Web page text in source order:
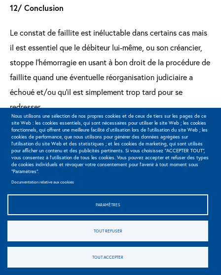
Sidebar
menu
12/ Conclusion
Le constat de faillite est inéluctable dans certains cas mais
il est essentiel que le débiteur lui-même, ou son créancier,
stoppe l’hémorragie en usant à bon droit de la procédure de
faillite quand une éventuelle réorganisation judiciaire a
échoué et/ou qu’il est simplement trop tard pour se
redresser.
On ne peut que répéter qu’il est vivement conseillé de se
faire assister et conseiller au stade des premiers symptômes
de défaillance plutôt que d’attendre avec fatalisme l’agonie
Ce « petit manuel » de la faillite avait pour objectif de
répondre, sans exhaustivité aucune, aux questions que les
faillis et créanciers se posent fréquemment quand la voie du
Nous utilisons une sélection de nos propres cookies et de ceux de tiers sur les pages de ce
site Web : les cookies essentiels, qui sont nécessaires pour utiliser le site Web ; les cookies
fonctionnels, qui offrent une meilleure facilité d'utilisation lors de l'utilisation du site Web ; les
cookies de performance, que nous utilisons pour générer des données agrégées sur
l'utilisation du site Web et des statistiques ; et les cookies de marketing, qui sont utilisés
pour afficher un contenu et des publicités pertinents. Si vous choisissez "ACCEPTER TOUT",
vous consentez à l'utilisation de tous les cookies. Vous pouvez accepter et refuser des types
de cookies individuels et révoquer votre consentement pour l'avenir à tout moment sous
"Paramètres".
Documentation relative aux cookies
PARAMÈTRES
TOUT REFUSER
TOUT ACCEPTER